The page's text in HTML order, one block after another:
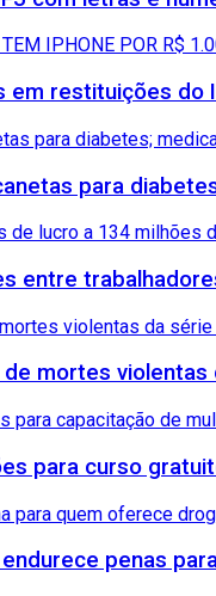
em restituições
para
entre
mortes
para curso
penas